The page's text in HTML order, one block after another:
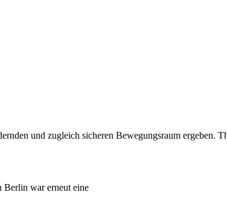
und zugleich sicheren Bewegungsraum ergeben.
war erneut eine